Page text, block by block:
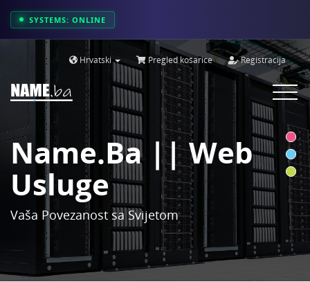
SYSTEMS: ONLINE
Hrvatski Pregled košarice Registracija
Toggle
Name.ba || Web
Usluge
Vaša Povezanost sa Svijetom